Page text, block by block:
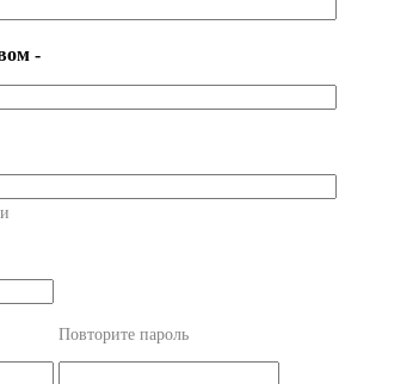
-
Повторите пароль